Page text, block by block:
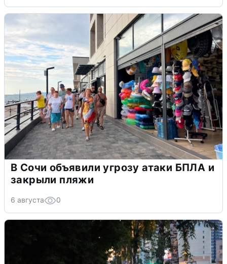
В Сочи объявили угрозу атаки БПЛА и
закрыли пляжи
6 августа 0